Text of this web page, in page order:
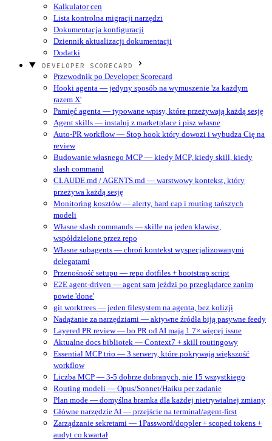
Kalkulator cen
Lista kontrolna migracji narzędzi
Dokumentacja konfiguracji
Dziennik aktualizacji dokumentacji
Dodatki
DEVELOPER SCORECARD
Przewodnik po Developer Scorecard
Hooki agenta — jedyny sposób na wymuszenie 'za każdym
razem X'
Pamięć agenta — typowane wpisy, które przeżywają każdą sesję
Agent skills — instaluj z marketplace i pisz własne
Auto-PR workflow — Stop hook który dowozi i wybudza Cię na
review
Budowanie własnego MCP — kiedy MCP, kiedy skill, kiedy
slash command
CLAUDE.md / AGENTS.md — warstwowy kontekst, który
przeżywa każdą sesję
Monitoring kosztów — alerty, hard cap i routing tańszych
modeli
Własne slash commands — skille na jeden klawisz,
współdzielone przez repo
Własne subagents — chroń kontekst wyspecjalizowanymi
delegatami
Przenośność setupu — repo dotfiles + bootstrap script
E2E agent-driven — agent sam jeździ po przeglądarce zanim
powie 'done'
git worktrees — jeden filesystem na agenta, bez kolizji
Nadążanie za narzędziami — aktywne źródła biją pasywne feedy
Layered PR review — bo PR od AI mają 1.7× więcej issue
Aktualne docs bibliotek — Context7 + skill routingowy
Essential MCP trio — 3 serwery, które pokrywają większość
workflow
Liczba MCP — 3-5 dobrze dobranych, nie 15 wszystkiego
Routing modeli — Opus/Sonnet/Haiku per zadanie
Plan mode — domyślna bramka dla każdej nietrywialnej zmiany
Główne narzędzie AI — przejście na terminal/agent‑first
Zarządzanie sekretami — 1Password/doppler + scoped tokens +
audyt co kwartał